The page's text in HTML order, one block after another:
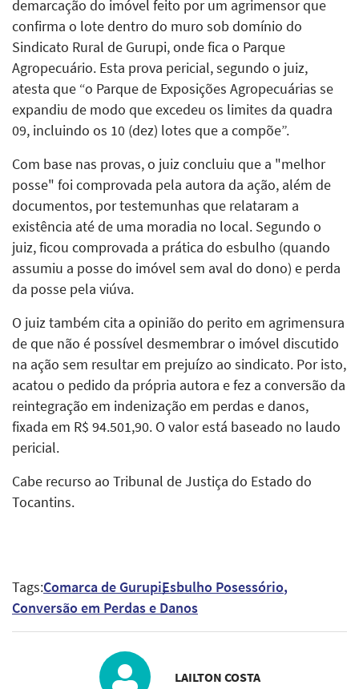
demarcação do imóvel feito por um agrimensor que
confirma o lote dentro do muro sob domínio do
Sindicato Rural de Gurupi, onde fica o Parque
Agropecuário. Esta prova pericial, segundo o juiz,
atesta que “o Parque de Exposições Agropecuárias se
expandiu de modo que excedeu os limites da quadra
09, incluindo os 10 (dez) lotes que a compõe”.
Com base nas provas, o juiz concluiu que a "melhor
posse" foi comprovada pela autora da ação, além de
documentos, por testemunhas que relataram a
existência até de uma moradia no local. Segundo o
juiz, ficou comprovada a prática do esbulho (quando
assumiu a posse do imóvel sem aval do dono) e perda
da posse pela viúva.
O juiz também cita a opinião do perito em agrimensura
de que não é possível desmembrar o imóvel discutido
na ação sem resultar em prejuízo ao sindicato. Por isto,
acatou o pedido da própria autora e fez a conversão da
reintegração em indenização em perdas e danos,
fixada em R$ 94.501,90. O valor está baseado no laudo
pericial.
Cabe recurso ao Tribunal de Justiça do Estado do
Tocantins.
Tags:Comarca de GurupiEsbulho Posessório
Conversão em Perdas e Danos
LAILTON COSTA